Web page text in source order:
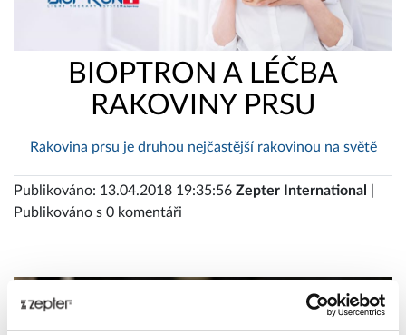
BIOPTRON A LÉČBA
RAKOVINY PRSU
Rakovina prsu je druhou nejčastější rakovinou na světě
Publikováno: 13.04.2018 19:35:56 Zepter International
Publikováno s 0 komentáři